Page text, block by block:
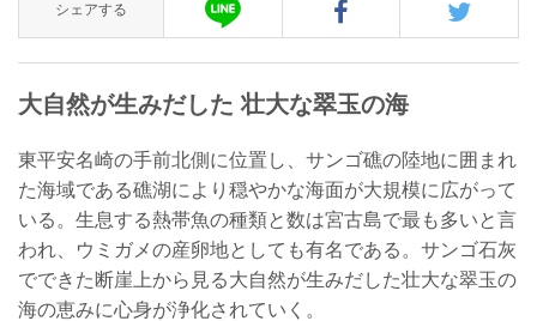
シェアする
大自然が生みだした 壮大な翠玉の海
東平安名崎の手前北側に位置し、サンゴ礁の陸地に囲まれ
た海域である礁湖により穏やかな海面が大規模に広がって
いる。生息する熱帯魚の種類と数は宮古島で最も多いと言
われ、ウミガメの産卵地としても有名である。サンゴ石灰
でできた断崖上から見る大自然が生みだした壮大な翠玉の
海の恵みに心身が浄化されていく。